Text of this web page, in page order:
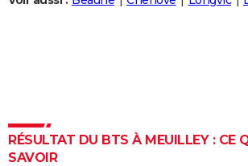
Carte de Noël
Carte Bonne année
Carte Saint-Valentin
Carte Pâques
Carte d'anniversaire
RÉSULTAT DU BTS À MEUILLEY : CE
SAVOIR